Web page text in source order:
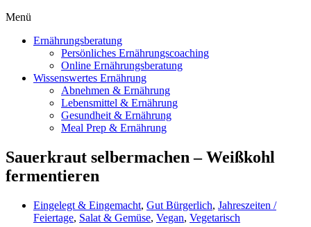
Menü
Ernährungsberatung
Persönliches Ernährungscoaching
Online Ernährungsberatung
Wissenswertes Ernährung
Abnehmen & Ernährung
Lebensmittel & Ernährung
Gesundheit & Ernährung
Meal Prep & Ernährung
Sauerkraut selbermachen – Weißkohl
fermentieren
Eingelegt & Eingemacht, Gut Bürgerlich, Jahreszeiten /
Feiertage, Salat & Gemüse, Vegan, Vegetarisch